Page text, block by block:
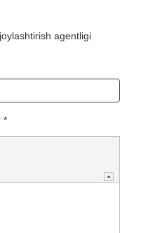
agentligi
*